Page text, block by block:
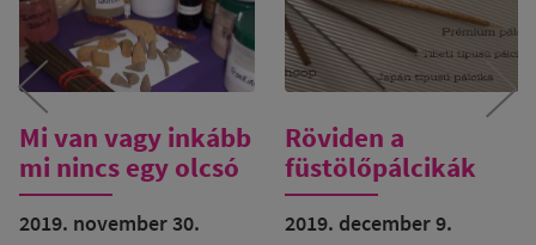
Mi van vagy inkább
mi nincs egy olcsó
füstölőpálcikában?
2019. november 30.
Röviden a
füstölőpálcikák
minőségéről
2019. december 9.